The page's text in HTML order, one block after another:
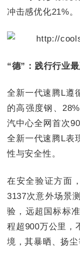
冲击感优化21%。
“德”：践行行业
全新一代速腾L遵
的高强度钢、
汽中心全网首次
全新一代速腾L表
性与安全性。
在安全验证方面
3137次意外场景
验，远超国标标
程超900万公里，
境，其暴晒、扬尘